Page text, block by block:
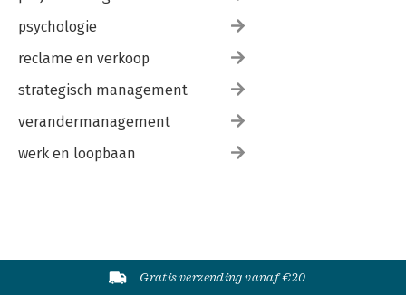
psychologie
reclame en verkoop
strategisch management
verandermanagement
werk en loopbaan
Gratis verzending vanaf €20